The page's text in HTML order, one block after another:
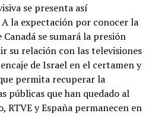
se presenta así
la expectación por conocer la
se sumará la presión
su relación con las televisiones
de Israel en el certamen y
permita recuperar la
públicas que han quedado al
RTVE y España permanecen en